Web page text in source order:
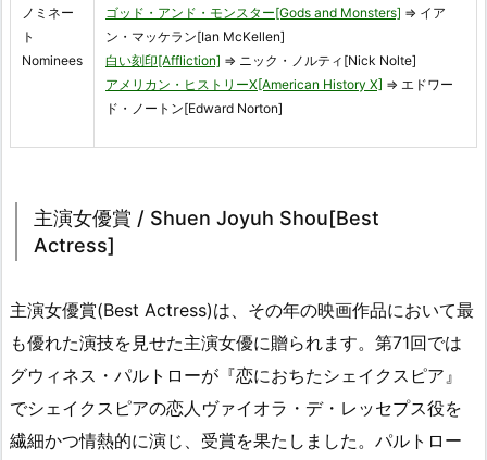
ノミネー
ト
Nominees
ゴッド・アンド・モンスター[Gods and Monsters] ⇒ イア
ン・マッケラン[Ian McKellen]
白い刻印[Affliction] ⇒ ニック・ノルティ[Nick Nolte]
アメリカン・ヒストリーX[American History X] ⇒ エドワー
ド・ノートン[Edward Norton]
主演女優賞 / Shuen Joyuh Shou[Best
Actress]
主演女優賞(Best Actress)は、その年の映画作品において最
も優れた演技を見せた主演女優に贈られます。第71回では
グウィネス・パルトローが『恋におちたシェイクスピア』
でシェイクスピアの恋人ヴァイオラ・デ・レッセプス役を
繊細かつ情熱的に演じ、受賞を果たしました。パルトロー